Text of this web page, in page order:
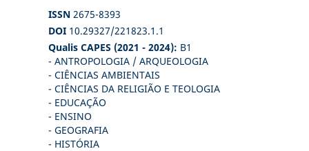
ISSN2675-8393
DOI10.29327/221823.1.1
Qualis CAPES (2021 - 2024): B1
- ANTROPOLOGIA / ARQUEOLOGIA
- CIÊNCIAS AMBIENTAIS
- CIÊNCIAS DA RELIGIÃO E TEOLOGIA
- EDUCAÇÃO
- ENSINO
- GEOGRAFIA
- HISTÓRIA